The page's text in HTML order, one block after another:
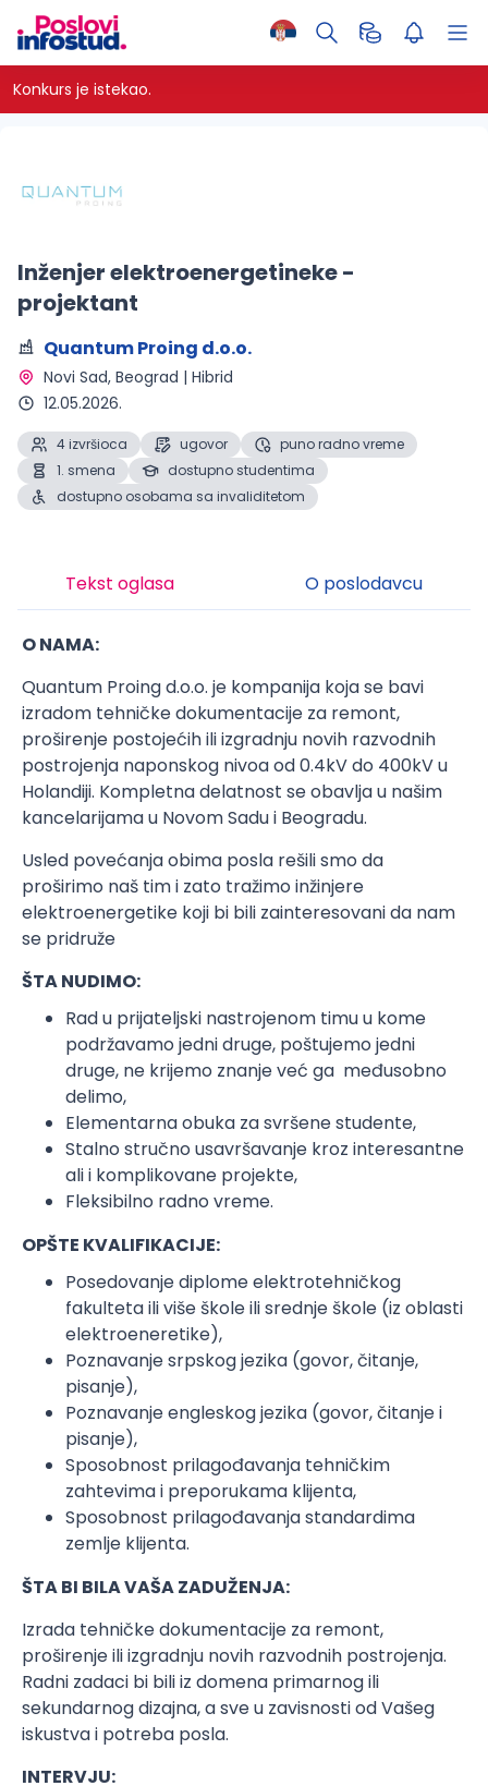
Konkurs je istekao.
Inženjer elektroenergetineke -
projektant
Quantum Proing d.o.o.
Novi Sad, Beograd | Hibrid
12.05.2026.
4 izvršioca ugovor
puno radno vreme
1. smena
dostupno studentima
dostupno osobama sa invaliditetom
Tekst oglasa O poslodavcu
O NAMA:
Quantum Proing d.o.o. je kompanija koja se bavi
izradom tehničke dokumentacije za remont,
proširenje postojećih ili izgradnju novih razvodnih
postrojenja naponskog nivoa od 0.4kV do 400kV u
Holandiji. Kompletna delatnost se obavlja u našim
kancelarijama u Novom Sadu i Beogradu.
Usled povećanja obima posla rešili smo da
proširimo naš tim i zato tražimo inžinjere
elektroenergetike koji bi bili zainteresovani da nam
se pridruže
ŠTA NUDIMO:
Rad u prijateljski nastrojenom timu u kome
podržavamo jedni druge, poštujemo jedni
druge, ne krijemo znanje već ga međusobno
delimo,
Elementarna obuka za svršene studente,
Stalno stručno usavršavanje kroz interesantne
ali i komplikovane projekte,
Fleksibilno radno vreme.
OPŠTE KVALIFIKACIJE:
Posedovanje diplome elektrotehničkog
fakulteta ili više škole ili srednje škole (iz oblasti
elektroeneretike),
Poznavanje srpskog jezika (govor, čitanje,
pisanje),
Poznavanje engleskog jezika (govor, čitanje i
pisanje),
Sposobnost prilagođavanja tehničkim
zahtevima i preporukama klijenta,
Sposobnost prilagođavanja standardima
zemlje klijenta.
ŠTA BI BILA VAŠA ZADUŽENJA:
Izrada tehničke dokumentacije za remont,
proširenje ili izgradnju novih razvodnih postrojenja.
Radni zadaci bi bili iz domena primarnog ili
sekundarnog dizajna, a sve u zavisnosti od Vašeg
iskustva i potreba posla.
INTERVJU: